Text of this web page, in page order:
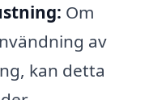
Om
av
kan detta